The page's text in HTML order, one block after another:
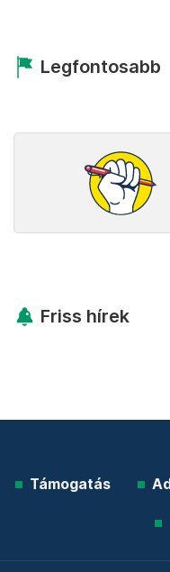
Legfontosabb
Friss hírek
Támogatás